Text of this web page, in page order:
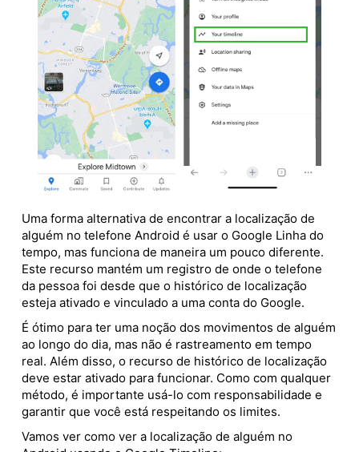
Uma forma alternativa de encontrar a localização de
alguém no telefone Android é usar o Google Linha do
tempo, mas funciona de maneira um pouco diferente.
Este recurso mantém um registro de onde o telefone
da pessoa foi desde que o histórico de localização
esteja ativado e vinculado a uma conta do Google.
É ótimo para ter uma noção dos movimentos de alguém
ao longo do dia, mas não é rastreamento em tempo
real. Além disso, o recurso de histórico de localização
deve estar ativado para funcionar. Como com qualquer
método, é importante usá-lo com responsabilidade e
garantir que você está respeitando os limites.
Vamos ver como ver a localização de alguém no